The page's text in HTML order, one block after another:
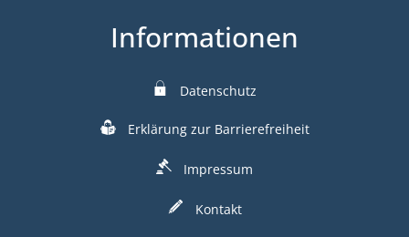
Informationen
Datenschutz
Erklärung zur Barrierefreiheit
Impressum
Kontakt